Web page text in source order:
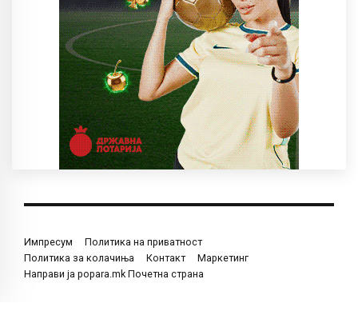
Импресум
Политика на приватност
Политика за колачиња
Контакт
Маркетинг
Направи ја popara.mk Почетна страна